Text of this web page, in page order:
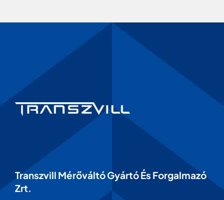
Transzvill Mérőváltó Gyártó És Forgalmazó
Zrt.